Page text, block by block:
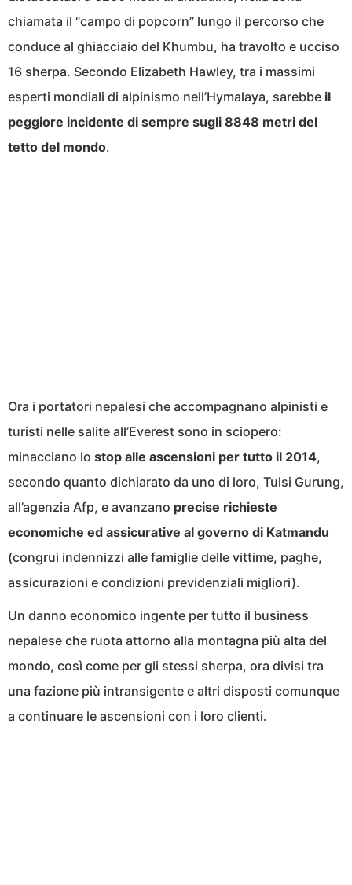
chiamata il “campo di popcorn” lungo il percorso che
conduce al ghiacciaio del Khumbu, ha travolto e ucciso
16 sherpa. Secondo Elizabeth Hawley, tra i massimi
esperti mondiali di alpinismo nell’Hymalaya, sarebbe il
peggiore incidente di sempre sugli 8848 metri del
tetto del mondo.
Ora i portatori nepalesi che accompagnano alpinisti e
turisti nelle salite all’Everest sono in sciopero:
minacciano lo stop alle ascensioni per tutto il 2014,
secondo quanto dichiarato da uno di loro, Tulsi Gurung,
all’agenzia Afp, e avanzano precise richieste
economiche ed assicurative al governo di Katmandu
(congrui indennizzi alle famiglie delle vittime, paghe,
assicurazioni e condizioni previdenziali migliori).
Un danno economico ingente per tutto il business
nepalese che ruota attorno alla montagna più alta del
mondo, così come per gli stessi sherpa, ora divisi tra
una fazione più intransigente e altri disposti comunque
a continuare le ascensioni con i loro clienti.